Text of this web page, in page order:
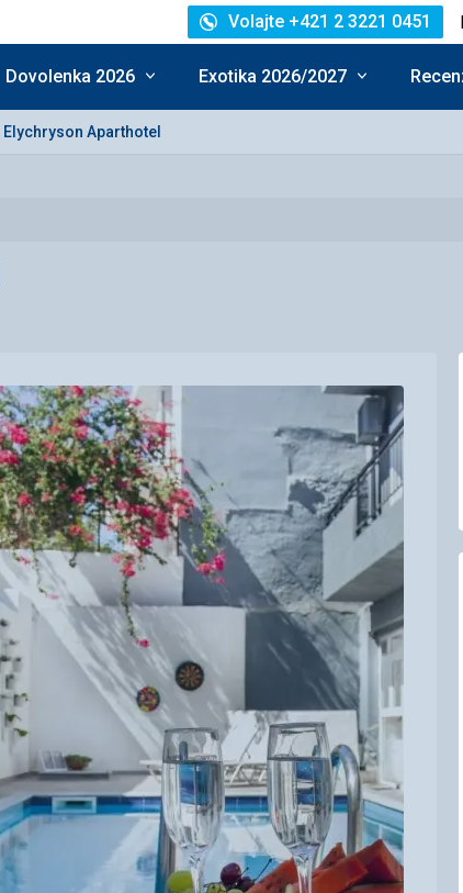
Volajte +421 2 3221 0451
Dovolenka 2026 Exotika 2026/2027
Elychryson Aparthotel